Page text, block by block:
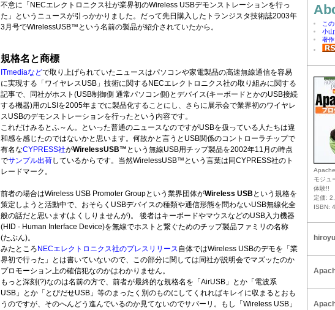
不意に「NECエレクトロニクス社が業界初のWireless USBデモンストレーションを行っ
た」というニュースが引っかかりました。だって先日購入したトランジスタ技術誌2003年
3月号でWirelessUSB™という名前の製品が紹介されていたから。
規格名と商標
ITmediaなどで取り上げられていたニュースはパソコンや家電製品の高速無線通信を容易
に実現する「ワイヤレスUSB」技術に関するNECエレクトロニクス社の取り組みに関する
記事で、同社がホスト(USB制御側 通常パソコン側)とデバイス(キーボードとかのUSB接続
する機器)用のLSIを2005年までに製品化することにし、さらに展示会で業界初のワイヤレ
スUSBのデモンストレーションを行ったという内容です。
これだけみるとふ～ん。といった普通のニュースなのですがUSBを扱っている人たちは違
和感を感じたのではないかと思います。何故かと言うとUSB関係のコントローラチップで
有名なCYPRESS社がWirelessUSB™ という無線USB用チップ製品を2002年11月の時点
でサンプル出荷しているからです。当然WirelessUSB™という言葉は同CYPRESS社のト
レードマーク。
前者の場合はWireless USB Promoter Groupという業界団体がWireless USB という規格を
策定しようと活動中で、おそらくUSBデバイスの種類や通信形態を問わないUSB無線化全
般の話だと思います(よくしりませんが)。 後者はキーボードやマウスなどのUSB入力機器
(HID - Human Interface Device)を無線でホストと繋ぐためのチップ製品ファミリの名称
(たぶん)。
みたところ NECエレクトロニクス社のプレスリリース自体ではWireless USBのデモを「業
界初で行った」とは書いていないので、この部分に関しては同社が説明会でマズッたのか
プロモーション上の確信犯なのかはわかりません。
もっと深刻(?)なのは名前の方で、前者が最終的な規格名を「AirUSB」とか「電波系
USB」とか「とびだせUSB」等のまったく別のものにしてくれればキレイに収まるとおも
うのですが、そのへんどう進んでいるのか見てないのでサパーリ。もし「Wireless USB」
こ
小
著
モジュ
体験!!
定価:
ISBN: